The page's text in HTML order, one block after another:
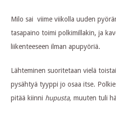
Milo sai viime viikolla uuden
tasapaino toimi polkimillakin, ja
liikenteeseen ilman apupyöriä.
Lähteminen suoritetaan vielä
pysähtyä tyyppi jo osaa itse.
pitää kiinni hupusta,muuten tuli